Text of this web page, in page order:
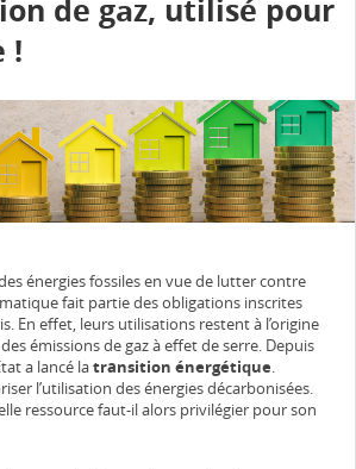
VIEILLE
!
de votre prime chaudière
de gaz, utilisé pour
!
énergies fossiles en vue de lutter contre
fait partie des obligations inscrites
En effet, leurs utilisations restent à l’origine
émissions de gaz à effet de serre. Depuis
a lancé latransition énergétique.
l’utilisation des énergies décarbonisées.
ressource faut-il alors privilégier pour son